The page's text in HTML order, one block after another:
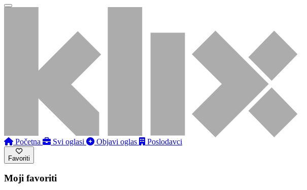
Početna Svi oglasi Objavi oglas Poslodavci
Favoriti
Moji favoriti